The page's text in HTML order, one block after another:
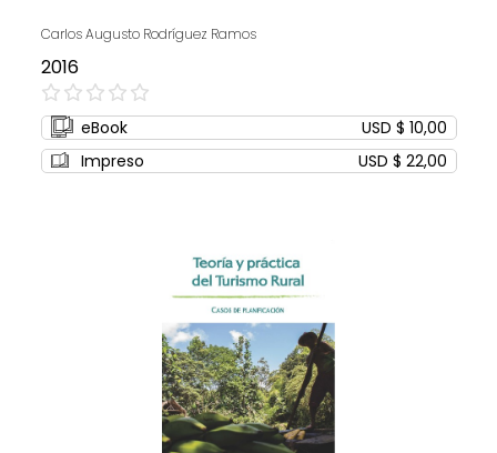
Carlos Augusto Rodríguez Ramos
2016
0%
eBook
USD $ 10,00
Impreso
USD $ 22,00